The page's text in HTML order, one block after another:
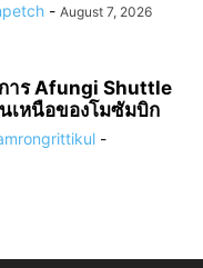
- August 7, 2026
าร Afungi Shuttle
เหนือของโมซัมบิก
-